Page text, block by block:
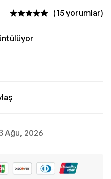
( 15 yorumlar)
Ağu, 2026